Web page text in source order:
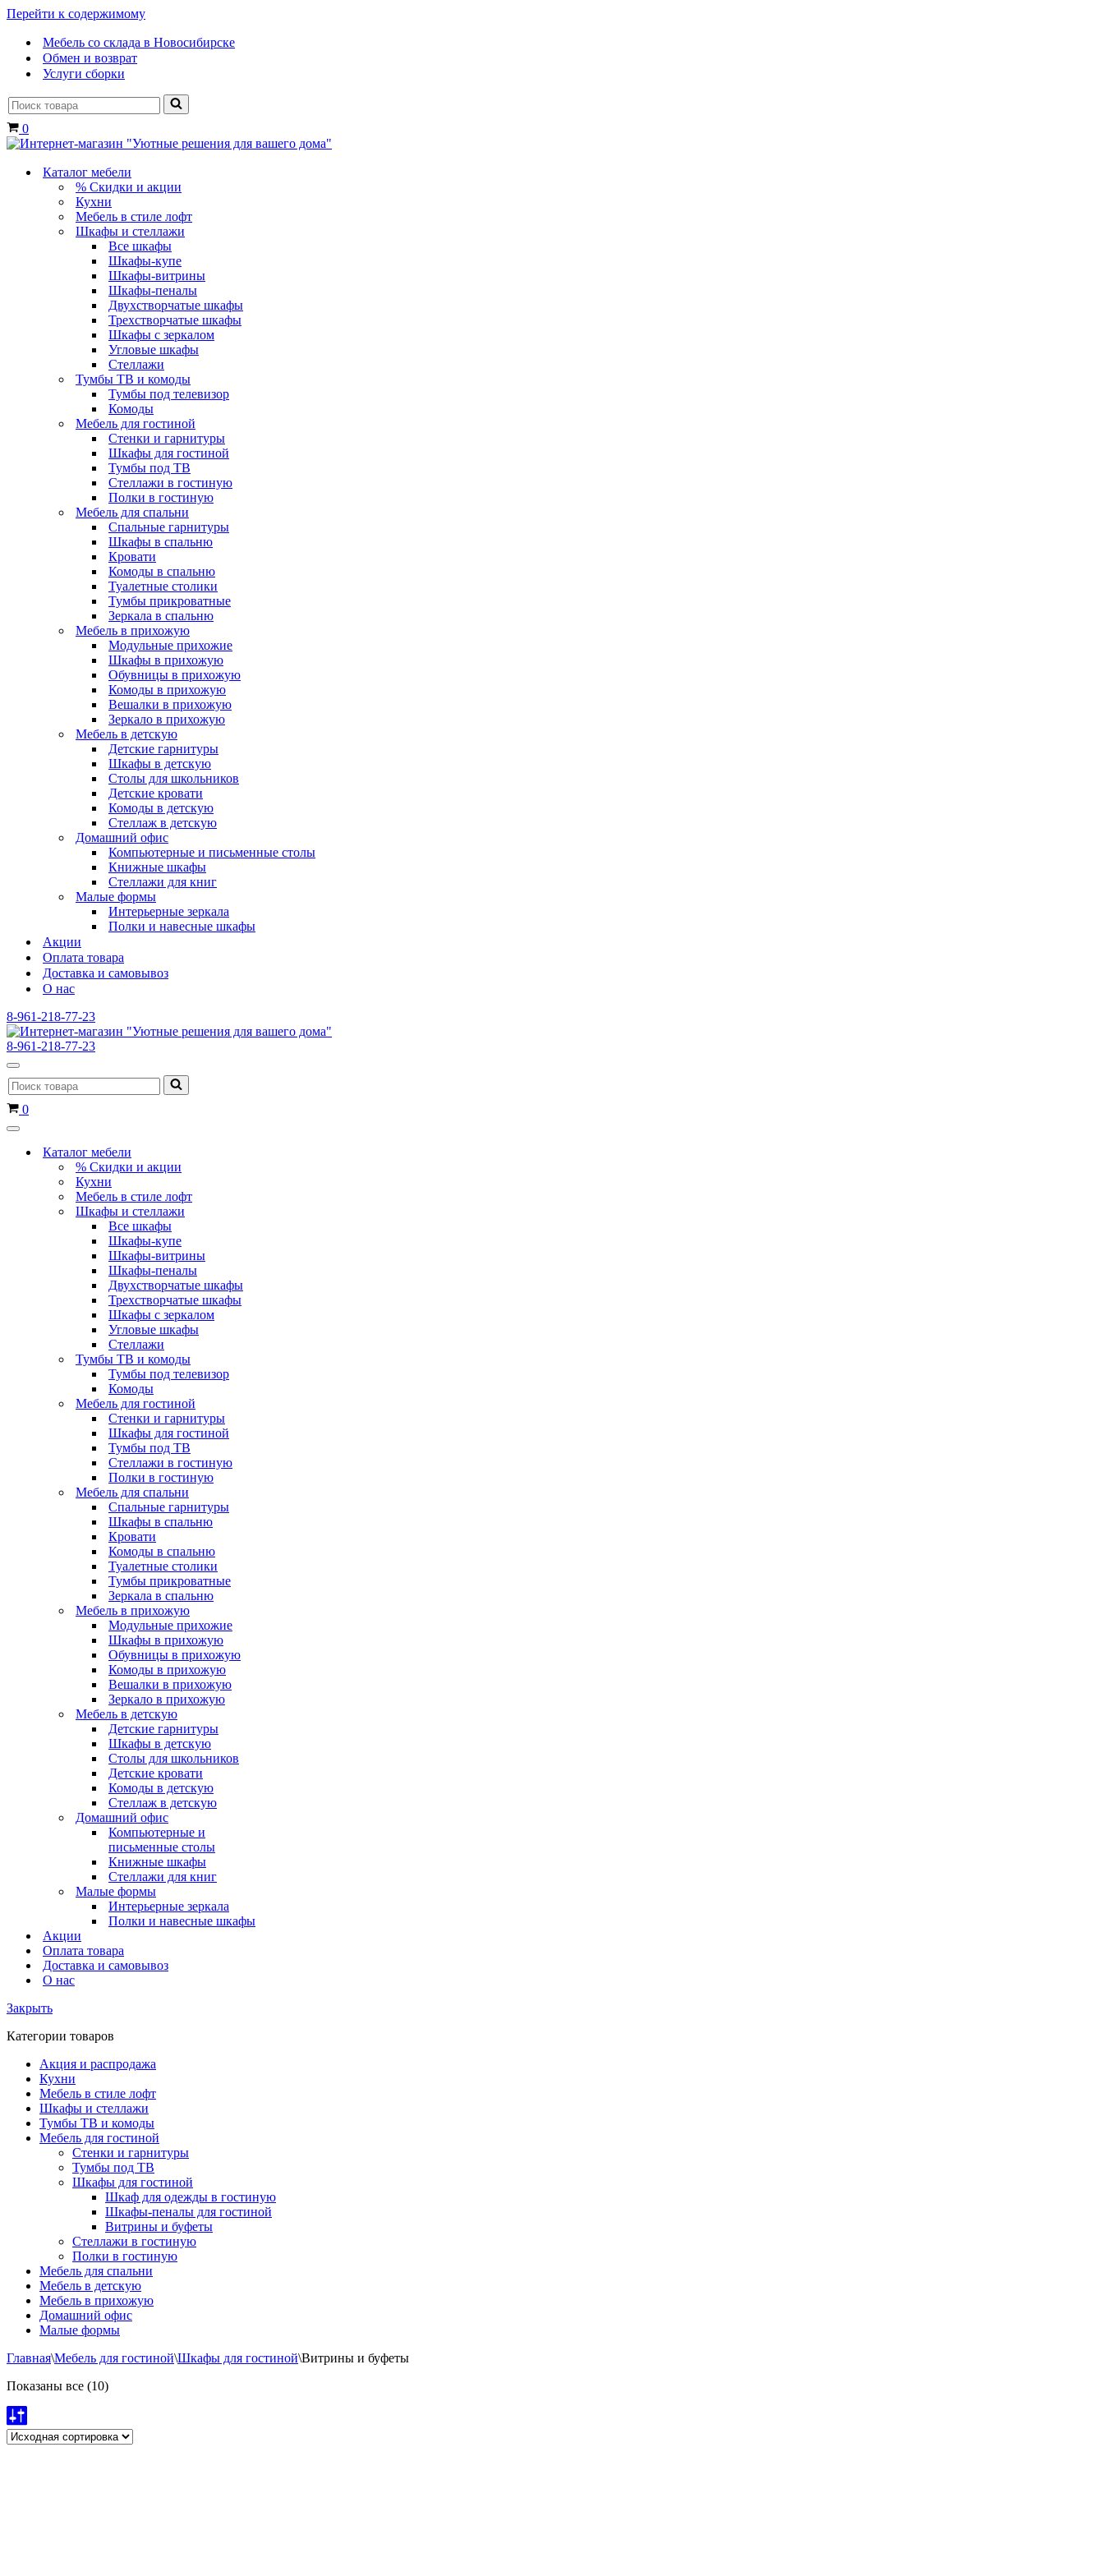
Перейти к содержимому
Мебель со склада в Новосибирске
Обмен и возврат
Услуги сборки
Искать...
Корзина
0
Каталог мебели
% Скидки и акции
Кухни
Мебель в стиле лофт
Шкафы и стеллажи
Все шкафы
Шкафы-купе
Шкафы-витрины
Шкафы-пеналы
Двухстворчатые шкафы
Трехстворчатые шкафы
Шкафы с зеркалом
Угловые шкафы
Стеллажи
Тумбы ТВ и комоды
Тумбы под телевизор
Комоды
Мебель для гостиной
Стенки и гарнитуры
Шкафы для гостиной
Тумбы под ТВ
Стеллажи в гостиную
Полки в гостиную
Мебель для спальни
Спальные гарнитуры
Шкафы в спальню
Кровати
Комоды в спальню
Туалетные столики
Тумбы прикроватные
Зеркала в спальню
Мебель в прихожую
Модульные прихожие
Шкафы в прихожую
Обувницы в прихожую
Комоды в прихожую
Вешалки в прихожую
Зеркало в прихожую
Мебель в детскую
Детские гарнитуры
Шкафы в детскую
Столы для школьников
Детские кровати
Комоды в детскую
Стеллаж в детскую
Домашний офис
Компьютерные и письменные столы
Книжные шкафы
Стеллажи для книг
Малые формы
Интерьерные зеркала
Полки и навесные шкафы
Акции
Оплата товара
Доставка и самовывоз
О нас
8-961-218-77-23
8-961-218-77-23
Меню
навигации
Искать...
Корзина
0
Меню
навигацииКаталог мебели
% Скидки и акции
Кухни
Мебель в стиле лофт
Шкафы и стеллажи
Все шкафы
Шкафы-купе
Шкафы-витрины
Шкафы-пеналы
Двухстворчатые шкафы
Трехстворчатые шкафы
Шкафы с зеркалом
Угловые шкафы
Стеллажи
Тумбы ТВ и комоды
Тумбы под телевизор
Комоды
Мебель для гостиной
Стенки и гарнитуры
Шкафы для гостиной
Тумбы под ТВ
Стеллажи в гостиную
Полки в гостиную
Мебель для спальни
Спальные гарнитуры
Шкафы в спальню
Кровати
Комоды в спальню
Туалетные столики
Тумбы прикроватные
Зеркала в спальню
Мебель в прихожую
Модульные прихожие
Шкафы в прихожую
Обувницы в прихожую
Комоды в прихожую
Вешалки в прихожую
Зеркало в прихожую
Мебель в детскую
Детские гарнитуры
Шкафы в детскую
Столы для школьников
Детские кровати
Комоды в детскую
Стеллаж в детскую
Домашний офис
Компьютерные и
письменные столы
Книжные шкафы
Стеллажи для книг
Малые формы
Интерьерные зеркала
Полки и навесные шкафы
Акции
Оплата товара
Доставка и самовывоз
О нас
Закрыть
Категории товаров
Акция и распродажа
Кухни
Мебель в стиле лофт
Шкафы и стеллажи
Тумбы ТВ и комоды
Мебель для гостиной
Стенки и гарнитуры
Тумбы под ТВ
Шкафы для гостиной
Шкаф для одежды в гостиную
Шкафы-пеналы для гостиной
Витрины и буфеты
Стеллажи в гостиную
Полки в гостиную
Мебель для спальни
Мебель в детскую
Мебель в прихожую
Домашний офис
Малые формы
Главная\Мебель для гостиной\Шкафы для гостиной\Витрины и буфеты
Показаны все (10)